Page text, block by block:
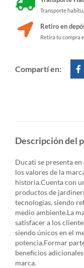
Transporte
Retiro en
Retira tu compra
Compartí en:
Descripción del
Ducati se presenta
los valores de la
historia.Cuenta con
productos de
tecnologías, siendo
medio ambiente.La
satisfacer a los
siendo únicos en el
potencia.Formar
beneficios
marca.